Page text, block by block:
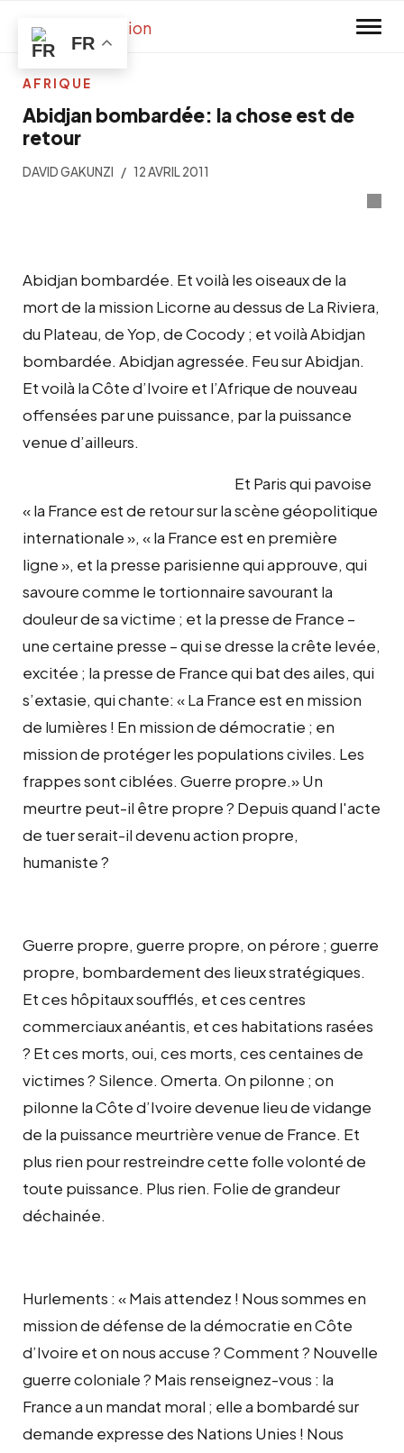
Abidjan bombardée: la chose est de
retour
DAVID GAKUNZI 12 AVRIL 2011
Abidjan bombardée. Et voilà les oiseaux de la
mort de la mission Licorne au dessus de La Riviera,
du Plateau, de Yop, de Cocody ; et voilà Abidjan
bombardée. Abidjan agressée. Feu sur Abidjan.
Et voilà la Côte d’Ivoire et l’Afrique de nouveau
offensées par une puissance, par la puissance
venue d’ailleurs.
Et Paris qui pavoise
« la France est de retour sur la scène géopolitique
internationale », « la France est en première
ligne », et la presse parisienne qui approuve, qui
savoure comme le tortionnaire savourant la
douleur de sa victime ; et la presse de France –
une certaine presse – qui se dresse la crête levée,
excitée ; la presse de France qui bat des ailes, qui
s’extasie, qui chante: « La France est en mission
de lumières ! En mission de démocratie ; en
mission de protéger les populations civiles. Les
frappes sont ciblées. Guerre propre.» Un
meurtre peut-il être propre ? Depuis quand l'acte
de tuer serait-il devenu action propre,
humaniste ?
Guerre propre, guerre propre, on pérore ; guerre
propre, bombardement des lieux stratégiques.
Et ces hôpitaux soufflés, et ces centres
commerciaux anéantis, et ces habitations rasées
? Et ces morts, oui, ces morts, ces centaines de
victimes ? Silence. Omerta. On pilonne ; on
pilonne la Côte d’Ivoire devenue lieu de vidange
de la puissance meurtrière venue de France. Et
plus rien pour restreindre cette folle volonté de
toute puissance. Plus rien. Folie de grandeur
déchainée.
Hurlements : « Mais attendez ! Nous sommes en
mission de défense de la démocratie en Côte
d’Ivoire et on nous accuse ? Comment ? Nouvelle
guerre coloniale ? Mais renseignez-vous : la
France a un mandat moral ; elle a bombardé sur
demande expresse des Nations Unies ! Nous
AFRIQUE
FR